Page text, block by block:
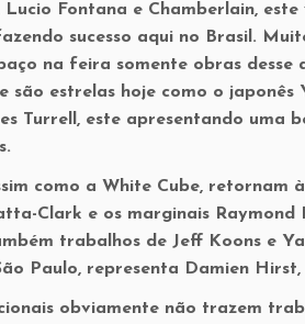
Lucio Fontana e Chamberlain,
sucesso aqui no Brasil.
na feira somente obras
são estrelas hoje como o
Turrell, este apresentando
como a White Cube, retornam
Clark e os marginais
trabalhos de Jeff Koons e
Paulo, representa Damien
obviamente não trazem